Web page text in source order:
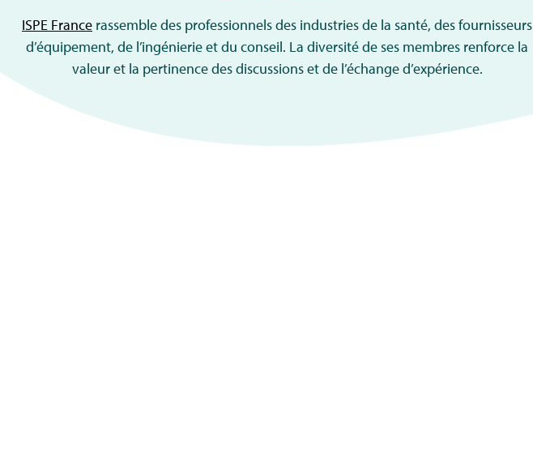
ISPE France rassemble des professionnels des industries de la santé, des fournisseurs
d’équipement, de l’ingénierie et du conseil. La diversité de ses membres renforce la
valeur et la pertinence des discussions et de l’échange d’expérience.